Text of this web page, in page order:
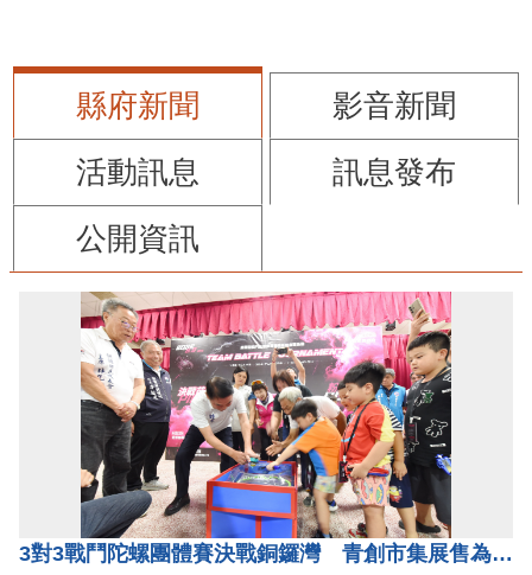
縣府新聞
影音新聞
活動訊息
訊息發布
公開資訊
3對3戰鬥陀螺團體賽決戰銅鑼灣 青創市集展售為父親節增添繽紛